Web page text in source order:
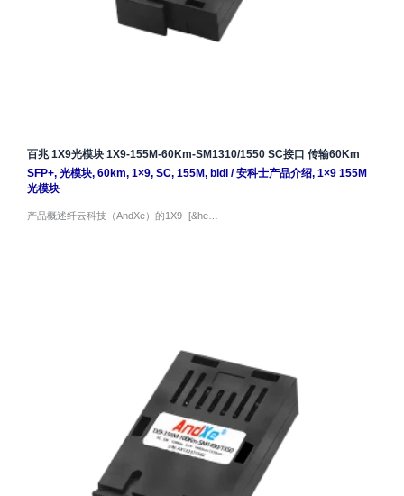
百兆 1X9光模块 1X9-155M-60Km-SM1310/1550 SC接口 传输60Km
SFP+, 光模块, 60km, 1×9, SC, 155M, bidi/安科士产品介绍, 1×9 155M
光模块
产品概述纤云科技（AndXe）的1X9- [&he…